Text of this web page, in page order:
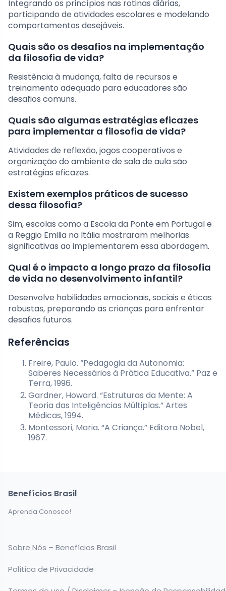
Integrando os princípios nas rotinas diárias,
participando de atividades escolares e modelando
comportamentos desejáveis.
Quais são os desafios na implementação
da filosofia de vida?
Resistência à mudança, falta de recursos e
treinamento adequado para educadores são
desafios comuns.
Quais são algumas estratégias eficazes
para implementar a filosofia de vida?
Atividades de reflexão, jogos cooperativos e
organização do ambiente de sala de aula são
estratégias eficazes.
Existem exemplos práticos de sucesso
dessa filosofia?
Sim, escolas como a Escola da Ponte em Portugal e
a Reggio Emilia na Itália mostraram melhorias
significativas ao implementarem essa abordagem.
Qual é o impacto a longo prazo da filosofia
de vida no desenvolvimento infantil?
Desenvolve habilidades emocionais, sociais e éticas
robustas, preparando as crianças para enfrentar
desafios futuros.
Referências
Freire, Paulo. “Pedagogia da Autonomia:
Saberes Necessários à Prática Educativa.” Paz e
Terra, 1996.
Gardner, Howard. “Estruturas da Mente: A
Teoria das Inteligências Múltiplas.” Artes
Médicas, 1994.
Montessori, Maria. “A Criança.” Editora Nobel,
1967.
Benefícios Brasil
Aprenda Conosco!
Sobre Nós – Benefícios Brasil
Política de Privacidade